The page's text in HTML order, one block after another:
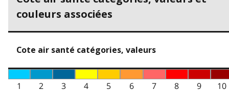
couleurs associées
Cote air santé catégories, valeurs
1 2 3 4 5 6 7 8 9
10